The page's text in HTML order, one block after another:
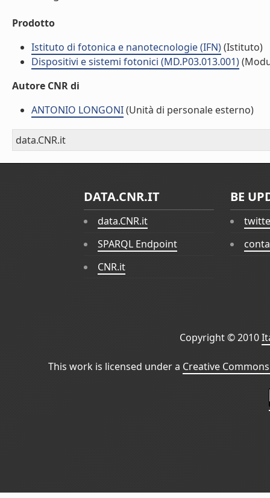
Prodotto
Istituto di fotonica e nanotecnologie (IFN)(Istituto)
Dispositivi e sistemi fotonici (MD.P03.013.001)
Autore CNR di
ANTONIO LONGONI(Unità di personale esterno)
data.CNR.it
DATA.CNR.IT
data.CNR.it
SPARQL Endpoint
CNR.it
BE
Copyright © 2010
This work is licensed under a Creative